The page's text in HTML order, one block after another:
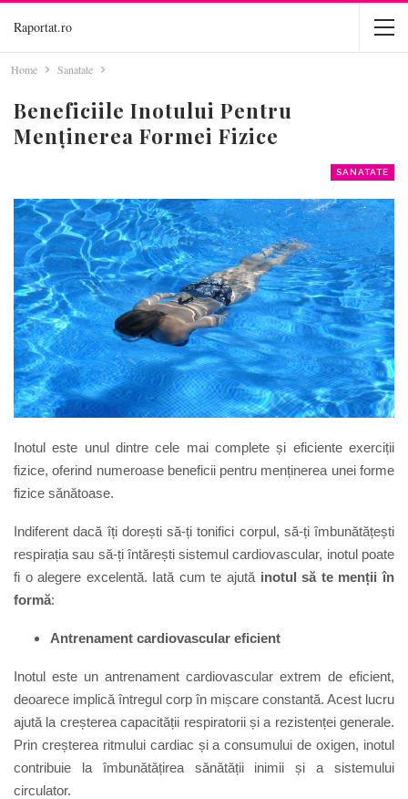
Raportat.ro
Home Sanatate
Beneficiile Inotului Pentru
Menținerea Formei Fizice
SANATATE
Inotul este unul dintre cele mai complete și eficiente exerciții
fizice, oferind numeroase beneficii pentru menținerea unei forme
fizice sănătoase.
Indiferent dacă îți dorești să-ți tonifici corpul, să-ți îmbunătățești
respirația sau să-ți întărești sistemul cardiovascular, inotul poate
fi o alegere excelentă. Iată cum te ajută inotul să te menții în
formă:
Antrenament cardiovascular eficient
Inotul este un antrenament cardiovascular extrem de eficient,
deoarece implică întregul corp în mișcare constantă. Acest lucru
ajută la creșterea capacității respiratorii și a rezistenței generale.
Prin creșterea ritmului cardiac și a consumului de oxigen, inotul
contribuie la îmbunătățirea sănătății inimii și a sistemului
circulator.